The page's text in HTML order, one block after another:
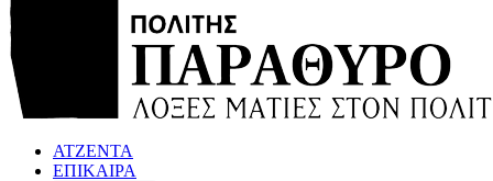
ΑΤΖΕΝΤΑ
ΕΠΙΚΑΙΡΑ